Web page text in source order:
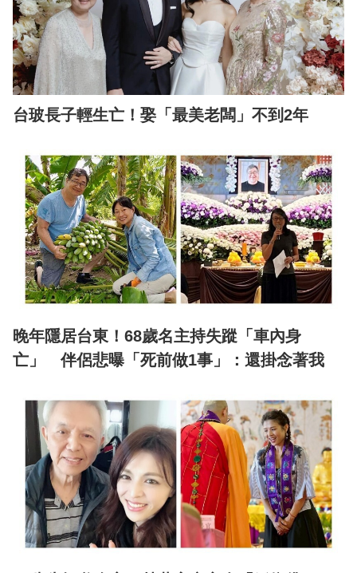
台玻長子輕生亡！娶「最美老闆」不到2年
晚年隱居台東！68歲名主持失蹤「車內身
亡」 伴侶悲曝「死前做1事」：還掛念著我